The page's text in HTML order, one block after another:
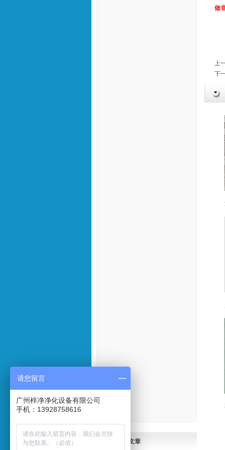
做
上
下
最新文章
请您留言
广州梓净净化设备有限公司
手机：13928758616